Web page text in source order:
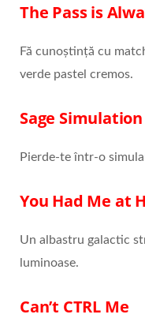
The Pass is
Fă cunoștință cu
verde pastel cremos.
Sage Simulation
Pierde-te într-o
You Had Me at
Un albastru galactic
luminoase.
Can’t CTRL Me